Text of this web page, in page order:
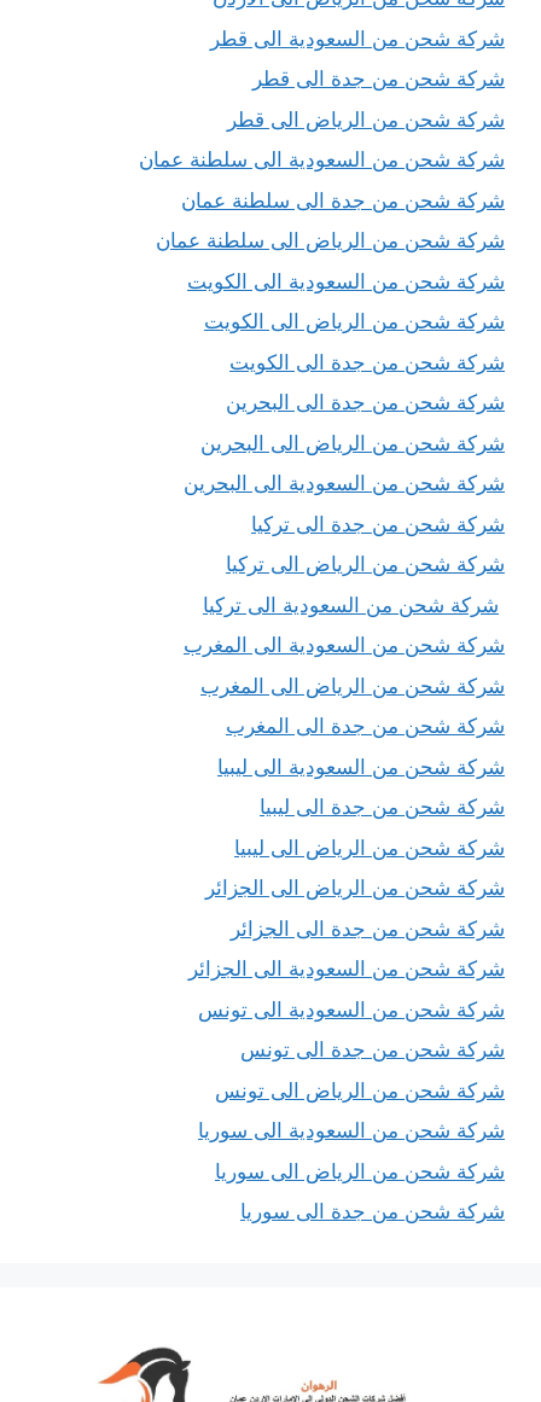
شركة شحن من السعودية الى قطر
شركة شحن من جدة الى قطر
شركة شحن من الرياض الى قطر
شركة شحن من السعودية الى سلطنة عمان
شركة شحن من جدة الى سلطنة عمان
شركة شحن من الرياض الى سلطنة عمان
شركة شحن من السعودية الى الكويت
شركة شحن من الرياض الى الكويت
شركة شحن من جدة الى الكويت
شركة شحن من جدة الى البحرين
شركة شحن من الرياض الى البحرين
شركة شحن من السعودية الى البحرين
شركة شحن من جدة الى تركيا
شركة شحن من الرياض الى تركيا
شركة شحن من السعودية الى تركيا
شركة شحن من السعودية الى المغرب
شركة شحن من الرياض الى المغرب
شركة شحن من جدة الى المغرب
شركة شحن من السعودية الى ليبيا
شركة شحن من جدة الى ليبيا
شركة شحن من الرياض الى ليبيا
شركة شحن من الرياض الى الجزائر
شركة شحن من جدة الى الجزائر
شركة شحن من السعودية الى الجزائر
شركة شحن من السعودية الى تونس
شركة شحن من جدة الى تونس
شركة شحن من الرياض الى تونس
شركة شحن من السعودية الى سوريا
شركة شحن من الرياض الى سوريا
شركة شحن من جدة الى سوريا